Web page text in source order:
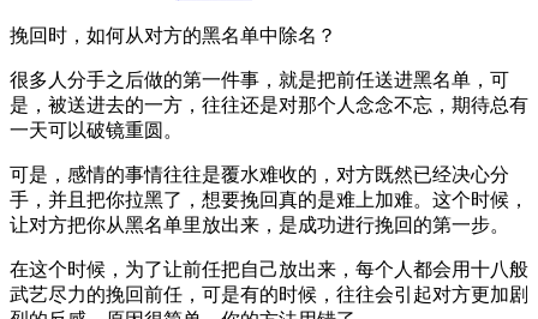
挽回时，如何从对方的黑名单中除名？
很多人分手之后做的第一件事，就是把前任送进黑名单，可
是，被送进去的一方，往往还是对那个人念念不忘，期待总有
一天可以破镜重圆。
可是，感情的事情往往是覆水难收的，对方既然已经决心分
手，并且把你拉黑了，想要挽回真的是难上加难。这个时候，
让对方把你从黑名单里放出来，是成功进行挽回的第一步。
在这个时候，为了让前任把自己放出来，每个人都会用十八般
武艺尽力的挽回前任，可是有的时候，往往会引起对方更加剧